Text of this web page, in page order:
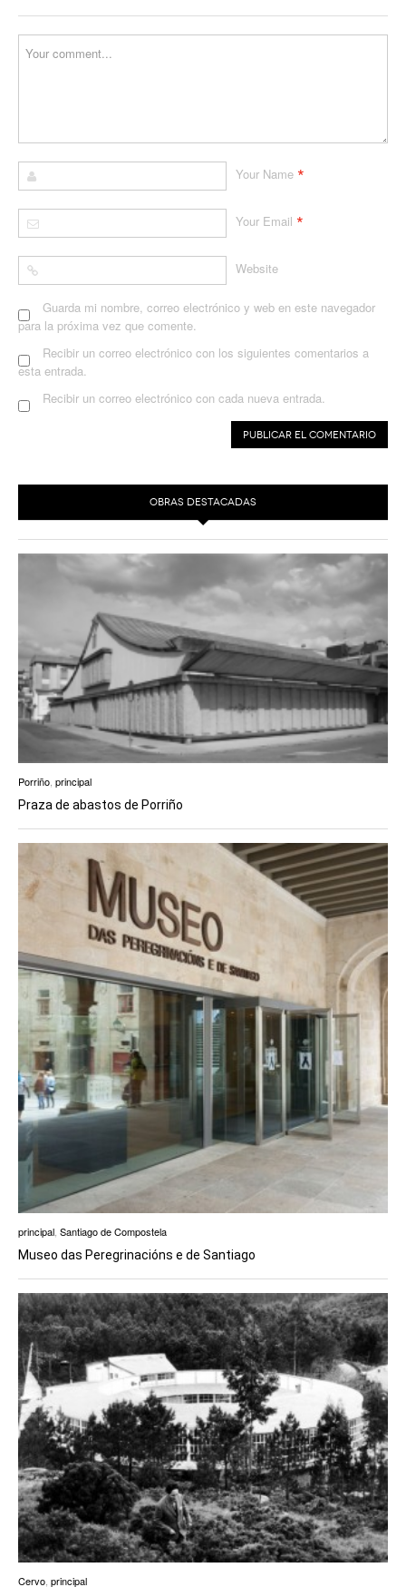
Your Name *
Your Email *
Website
Guarda mi nombre, correo electrónico y web en este navegador
para la próxima vez que comente.
Recibir un correo electrónico con los siguientes comentarios a
esta entrada.
Recibir un correo electrónico con cada nueva entrada.
OBRAS DESTACADAS
Porriño principal
Praza de abastos de Porriño
principal Santiago de Compostela
Museo das Peregrinacións e de Santiago
Cervo, principal